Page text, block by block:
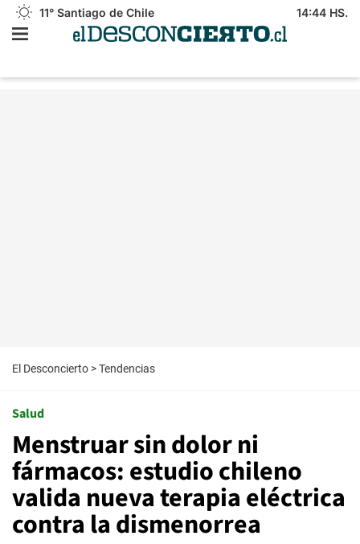
11° Santiago de Chile 14:44 HS.
El Desconcierto >Tendencias
Salud
Menstruar sin dolor ni
fármacos: estudio chileno
valida nueva terapia eléctrica
contra la dismenorrea